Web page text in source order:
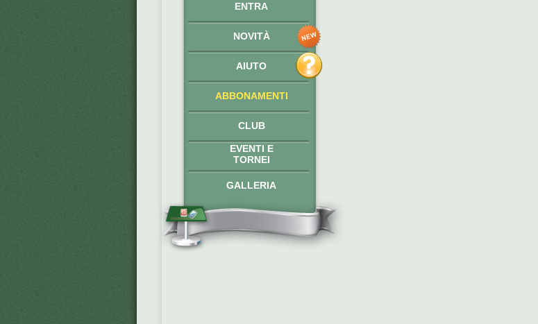
ENTRA
NOVITÀ
AIUTO
ABBONAMENTI
CLUB
EVENTI E
TORNEI
GALLERIA